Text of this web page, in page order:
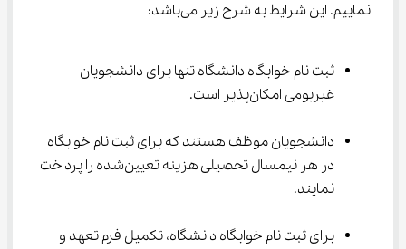
نماییم. این شرایط به شرح زیر می‌باشد:
ثبت نام خوابگاه دانشگاه تنها برای دانشجویان
غیربومی امکان‌پذیر است.
دانشجویان موظف هستند که برای ثبت نام خوابگاه
در هر نیمسال تحصیلی هزینه تعیین‌شده را پرداخت
نمایند.
برای ثبت نام خوابگاه دانشگاه، تکمیل فرم تعهد و